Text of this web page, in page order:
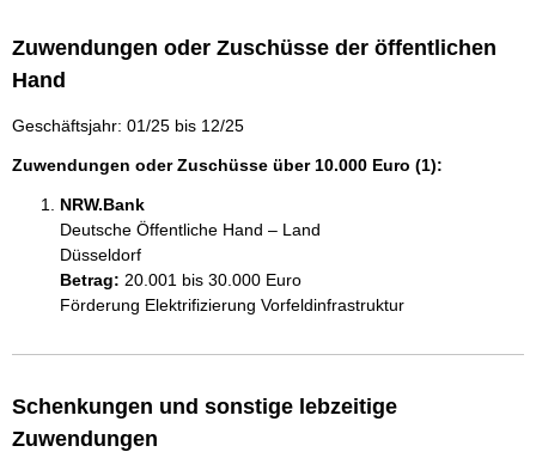
Zuwendungen oder Zuschüsse der öffentlichen
Hand
Geschäftsjahr: 01/25 bis 12/25
Zuwendungen oder Zuschüsse über 10.000 Euro (1):
NRW.Bank
Deutsche Öffentliche Hand – Land
Düsseldorf
Betrag: 20.001 bis 30.000 Euro
Förderung Elektrifizierung Vorfeldinfrastruktur
Schenkungen und sonstige lebzeitige
Zuwendungen